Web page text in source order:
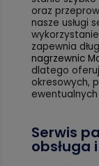
oraz
nasze usługi
zapewnia
nagrzewnic
dlatego
okresowych,
Serwis
obsługa